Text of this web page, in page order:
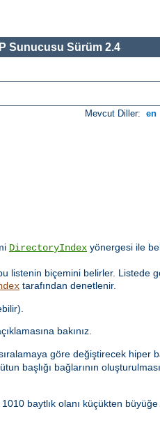
Sunucusu Sürüm 2.4
Mevcut Diller: en
DirectoryIndex yönergesi ile
listenin biçemini belirler. Listede
tarafından denetlenir.
bakınız.
göre değiştirecek hiper
başlığı bağlarının oluşturulması
baytlık olanı küçükten